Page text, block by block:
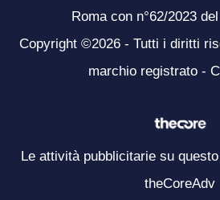
Roma con n°62/2023
Copyright ©2026 - Tutti i diritti
marchio registrato -
Le attività pubblicitarie su
theCoreAdv